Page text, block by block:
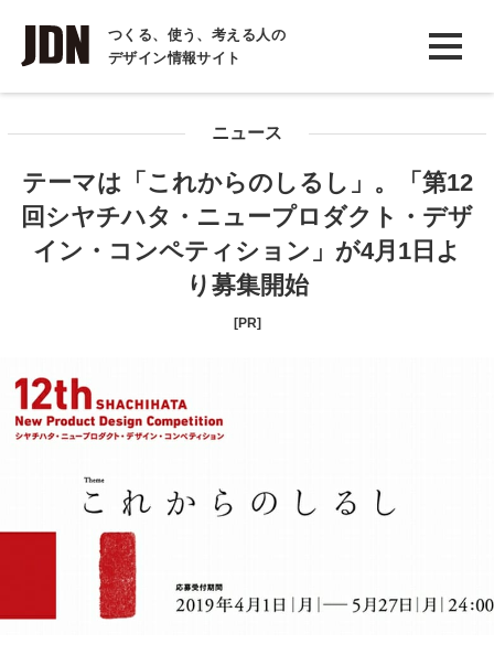
つくる、使う、考える人の
デザイン情報サイト
INTERVIEW
インタビュー
COLUMN
コラム
ニュース
テーマは「これからのしるし」。「第12
回シヤチハタ・ニュープロダクト・デザ
イン・コンペティション」が4月1日よ
り募集開始
[PR]